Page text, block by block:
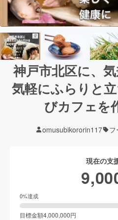
神戸市北区に、
気軽にふらりと
びカフェを
omusubikororin117
現在の支
0%達成
目標金額4,000,000円